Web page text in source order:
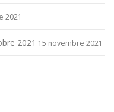
2021
2021 15 novembre 2021